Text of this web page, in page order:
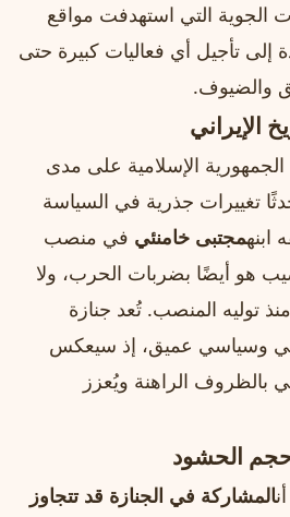
الجوية التي استهدفت مواقع
إلى تأجيل أي فعاليات كبيرة حتى
والضيوف.
الإيراني
الجمهورية الإسلامية على مدى
تغييرات جذرية في السياسة
ابنهمجتبى خامنئي في منصب
هو أيضًا بضربات الحرب، ولا
توليه المنصب. تُعد جنازة
وسياسي عميق، إذ سيعكس
بالظروف الراهنة ويُعزز
الحشود
المشاركة في الجنازة قد تتجاوز